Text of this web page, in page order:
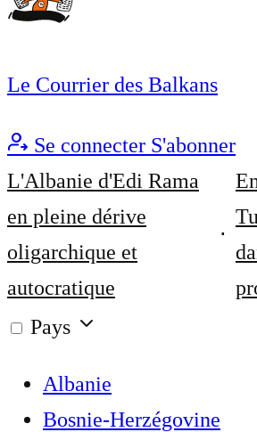
Le Courrier des Balkans
Se connecter S'abonner
L'Albanie d'Edi Rama
en pleine dérive
oligarchique et
autocratique
Pays
Albanie
Bosnie-Herzégovine